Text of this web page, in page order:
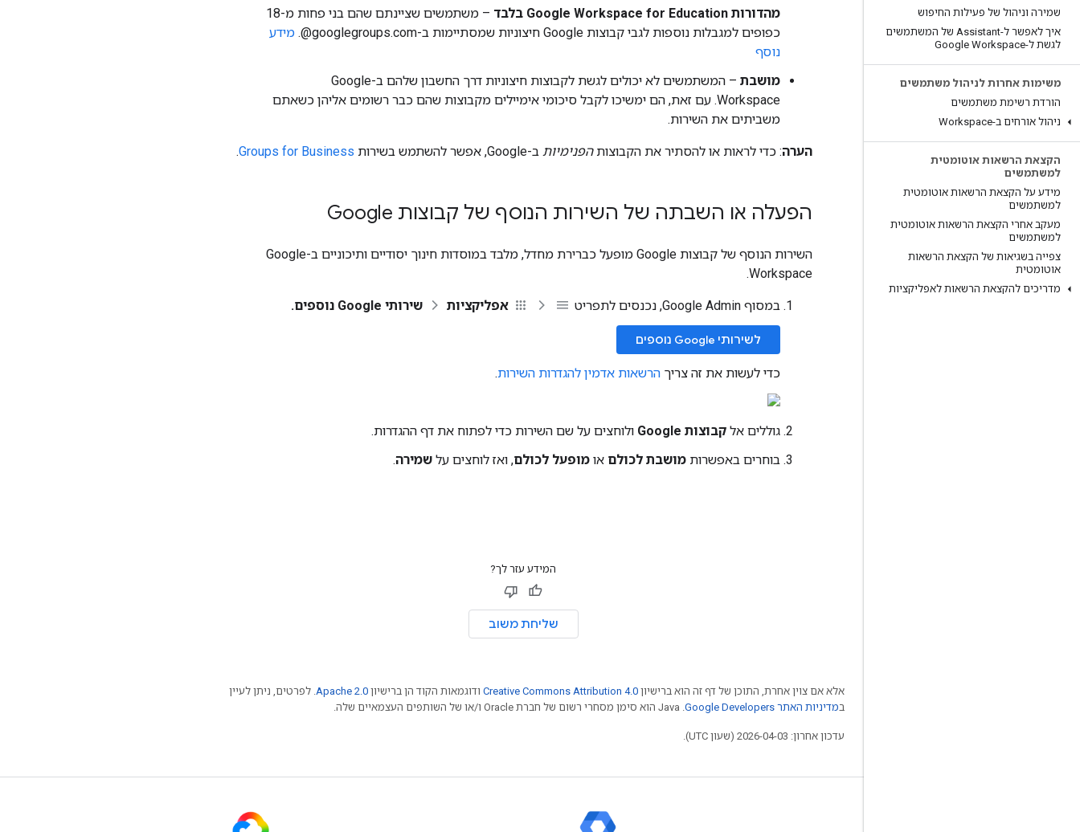
שמירה וניהול של פעילות החיפוש
איך לאפשר ל-Assistant של המשתמשים
לגשת ל-Google Workspace
משימות אחרות לניהול משתמשים
הורדת רשימת משתמשים
ניהול אורחים ב-Workspace
הקצאת הרשאות אוטומטית
למשתמשים
מידע על הקצאת הרשאות אוטומטית
למשתמשים
מעקב אחרי הקצאת הרשאות אוטומטית
למשתמשים
צפייה בשגיאות של הקצאת הרשאות
אוטומטית
מדריכים להקצאת הרשאות לאפליקציות
מהדורות Google Workspace for Education בלבד
– משתמשים שציינתם שהם בני פחות מ-18
כפופים למגבלות נוספות לגבי קבוצות Google חיצוניות שמסתיימות ב-‎@googlegroups.com.
מידע
נוסף
מושבת
– המשתמשים לא יכולים לגשת לקבוצות חיצוניות דרך החשבון שלהם ב-Google
Workspace. עם זאת, הם ימשיכו לקבל סיכומי אימיילים מקבוצות שהם כבר רשומים אליהן כשאתם
משביתים את השירות.
הערה: כדי לראות או להסתיר את הקבוצותהפנימיות ב-Google, אפשר להשתמש בשירות Groups for Business
.
הפעלה או השבתה של השירות הנוסף של קבוצות Google
השירות הנוסף של קבוצות Google מופעל כברירת מחדל, מלבד במוסדות חינוך יסודיים ותיכוניים ב-Google
Workspace.
במסוף Google Admin, נכנסים לתפריט אפליקציות שירותי Google נוספים.
לשירותי Google נוספים
כדי לעשות את זה צריך הרשאות אדמין להגדרות השירות.
גוללים אל קבוצות Google
ולוחצים על שם השירות כדי לפתוח את דף ההגדרות.
בוחרים באפשרות מושבת לכולם או מופעל לכולם, ואז לוחצים על שמירה.
המידע עזר לך?
שליחת משוב
אלא אם צוין אחרת, התוכן של דף זה הוא ברישיון Creative Commons Attribution 4.0 ודוגמאות הקוד הן ברישיון Apache 2.0. לפרטים, ניתן לעיין
במדיניות האתר Google Developers‏ .‏ Java הוא סימן מסחרי רשום של חברת Oracle ו/או של השותפים העצמאיים שלה.
עדכון אחרון: 2026-04-03 (שעון UTC).